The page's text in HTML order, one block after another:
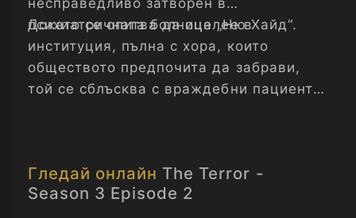
несправедливо затворен в
психиатричната болница „Ню Хайд“.
Докато се опитва да оцелее в
институция, пълна с хора, които
обществото предпочита да забрави,
той се сблъсква с враждебни пациенти,
единственият път към свободата е да
се изправи срещу демоните – както
Гледай онлайн The Terror -
Season 3 Episode 2